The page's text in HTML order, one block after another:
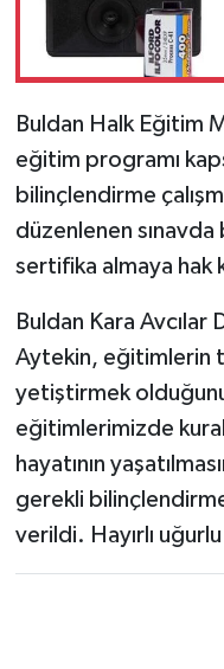
Buldan Halk Eğitim
eğitim programı
bilinçlendirme
düzenlenen sınavda
sertifika almaya hak
Buldan Kara Avcılar
Aytekin, eğitimlerin
yetiştirmek
eğitimlerimizde
hayatının
gerekli
verildi. Hayırlı